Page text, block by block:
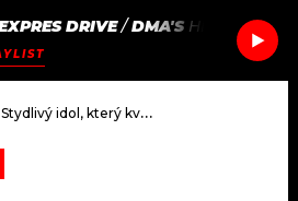
JAK
SEZNAM.CZ
DRIVE/DMA'S HEATIN PARK
Stydlivý idol, který kvůli roli začal jíst maso: Trnitou cestu Cilliana Murphyho na herecký Olymp může korunovat Oscar